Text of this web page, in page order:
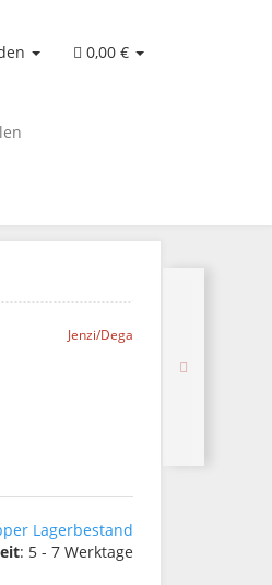
0,00 €
Jenzi/Dega
Lagerbestand
: 5 - 7 Werktage